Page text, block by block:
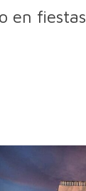
en fiestas